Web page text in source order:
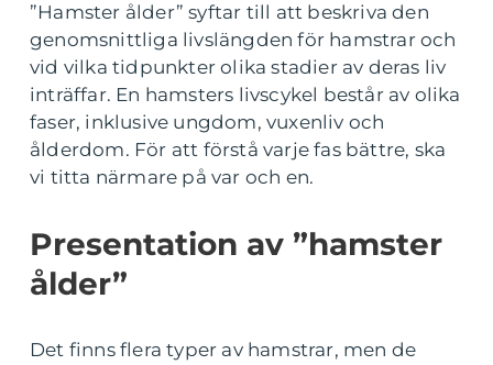
”Hamster ålder” syftar till att beskriva den
genomsnittliga livslängden för hamstrar och
vid vilka tidpunkter olika stadier av deras liv
inträffar. En hamsters livscykel består av olika
faser, inklusive ungdom, vuxenliv och
ålderdom. För att förstå varje fas bättre, ska
vi titta närmare på var och en.
Presentation av ”hamster
ålder”
Det finns flera typer av hamstrar, men de